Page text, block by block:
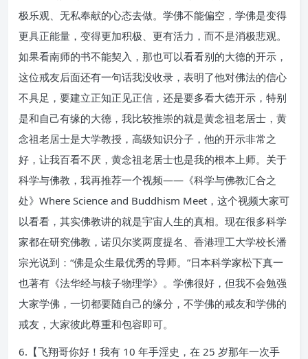
极乐观、无私奉献的心态去做。学佛不能偏空，学佛是变得
更具正能量，变得更加积极、更有活力，而不是消极悲观。
如果看南师的书不能契入，那也可以看看别的大德的开示，
这位戒友后面还有一句话我没收录，表明了他对佛法的信心
不具足，要建立正知正见正信，还是要多看大德开示，特别
是和自己有缘的大德，我比较推崇的就是黄念祖老居士，黄
念祖老居士是大学教授，高级知识分子，他的开示非常之
好，让我百看不厌，黄念祖老居士也是我的根本上师。关于
科学与佛教，我再推荐一个视频——《科学与佛教汇合之
处》Where Science and Buddhism Meet，这个视频大家可
以看看，其实佛教讲的就是宇宙人生的真相。现在很多科学
家都在研究佛教，诺贝尔奖两度提名、香港理工大学校长潘
宗光说到：“佛是众生最优秀的导师。”日本科学家松下真一
也著有《法华经与核子物理学》。学佛很好，但我不会勉强
大家学佛，一切都要随自己的缘分，不学佛的戒友和学佛的
戒友，大家彼此尊重和包容即可。
6.【飞翔哥你好！我有 10 年手淫史，在 25 岁那年一次手